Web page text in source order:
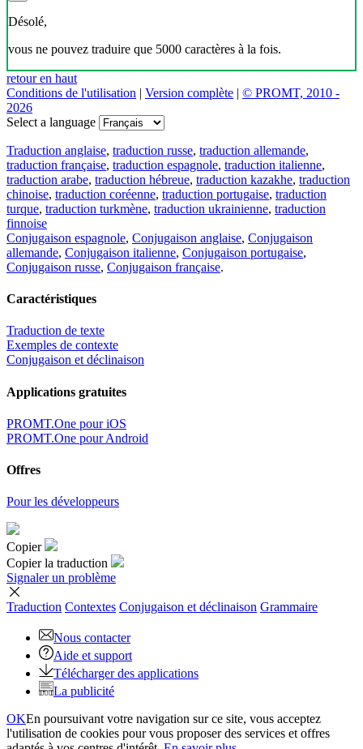
Désolé,
vous ne pouvez traduire que 5000 caractères à la fois.
retour en haut
Conditions de l'utilisation | Version complète | © PROMT, 2010 -
2026
Select a language
Traduction anglaise, traduction russe, traduction allemande,
traduction française, traduction espagnole, traduction italienne,
traduction arabe, traduction hébreue, traduction kazakhe, traduction
chinoise, traduction coréenne, traduction portugaise, traduction
turque, traduction turkmène, traduction ukrainienne, traduction
finnoise
Conjugaison espagnole, Conjugaison anglaise, Conjugaison
allemande, Conjugaison italienne, Conjugaison portugaise,
Conjugaison russe, Conjugaison française.
Caractéristiques
Traduction de texte
Exemples de contexte
Conjugaison et déclinaison
Applications gratuites
PROMT.One pour iOS
PROMT.One pour Android
Offres
Pour les développeurs
Copier
Copier la traduction
Signaler un problème
Traduction Contextes Conjugaison et déclinaison Grammaire
Nous contacter
Aide et support
Télécharger des applications
La publicité
OKEn poursuivant votre navigation sur ce site, vous acceptez
l'utilisation de cookies pour vous proposer des services et offres